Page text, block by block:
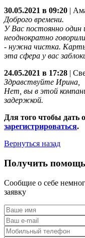
30.05.2021 в 09:20
Доброго времени.
У Вас постоянно
неоднократно
- нужна чистка.
эта сфера у вас
24.05.2021 в 17:28
Здравствуйте Ирина,
Нет, вы в этой
задержкой.
Для того чтобы дать
зарегистрироваться.
Вернуться назад
Получить помощь
Сообщие о себе
заявку